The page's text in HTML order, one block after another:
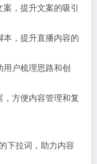
案，提升文案的吸引
本，提升直播内容的
用户梳理思路和创
，方便内容管理和复
下拉词，助力内容